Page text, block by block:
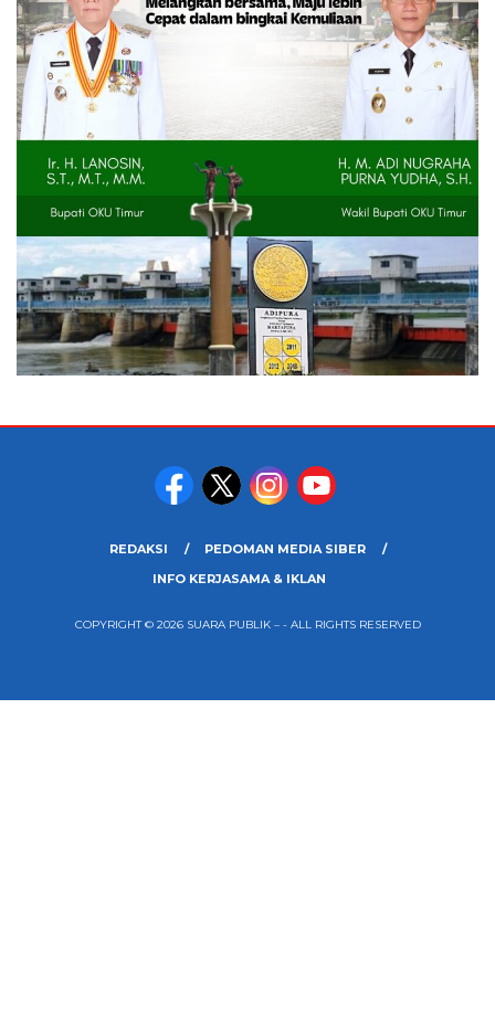
REDAKSI
PEDOMAN MEDIA SIBER
INFO KERJASAMA & IKLAN
COPYRIGHT © 2026 SUARA PUBLIK – - ALL RIGHTS RESERVED